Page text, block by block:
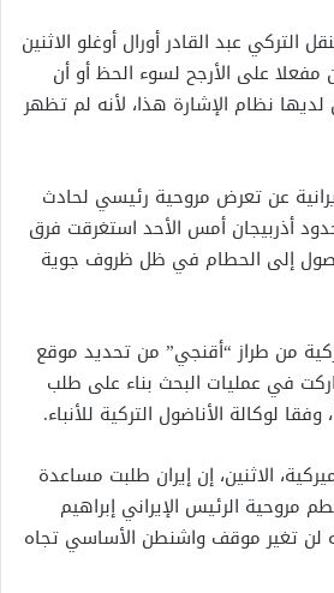
التركي عبد القادر أورال أوغلو الاثنين
مفعلا على الأرجح لسوء الحظ أو أن
لديها نظام الإشارة هذا، لأنه لم تظهر
عن تعرض مروحية رئيسي لحادث
أذربيجان أمس الأحد استغرقت فرق
15 ساعة للوصول إلى الحطام في ظل ظروف جوية
من طراز “أقنجي” من تحديد موقع
في عمليات البحث بناء على طلب
لوكالة الأناضول التركية للأنباء.
الاثنين، إن إيران طلبت مساعدة
مروحية الرئيس الإيراني إبراهيم
لن تغير موقف واشنطن الأساسي تجاه